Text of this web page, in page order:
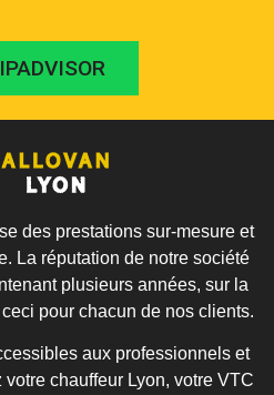
des prestations sur-mesure et
La réputation de notre société
plusieurs années, sur la
pour chacun de nos clients.
aux professionnels et
chauffeur Lyon, votre VTC